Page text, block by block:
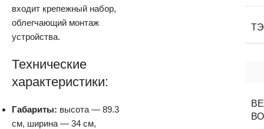
входит крепежный набор,
облегчающий монтаж
устройства.
Технические
характеристики:
Габариты: высота — 89.3
см, ширина — 34 см,